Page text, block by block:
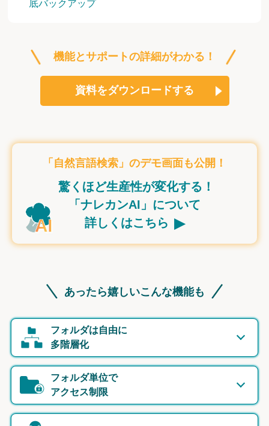
底バックアップ
機能とサポートの詳細がわかる！
資料をダウンロードする
「自然言語検索」のデモ画面も公開！
驚くほど生産性が変化する！
「ナレカンAI」について
詳しくはこちら ▸
あったら嬉しいこんな機能も
フォルダは自由に
多階層化
フォルダ単位で
アクセス制限